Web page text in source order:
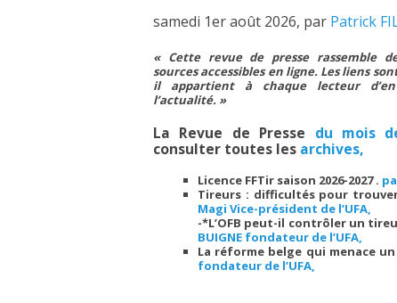
samedi 1er août 2026, par Patrick
« Cette revue de presse rassemble
sources accessibles en ligne. Les liens
il appartient à chaque lecteur
l’actualité. »
La Revue de Presse du mois
consulter toutes les archives,
Licence FFTir saison 2026-2027 .
Tireurs : difficultés pour
Magi Vice-président de l’UFA,
-*L’OFB peut-il contrôler un
BUIGNE fondateur de l’UFA,
La réforme belge qui menace
fondateur de l’UFA,